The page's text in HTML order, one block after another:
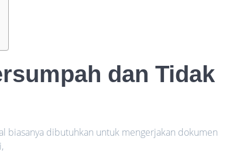
dan Tidak
biasanya dibutuhkan untuk mengerjakan dokumen